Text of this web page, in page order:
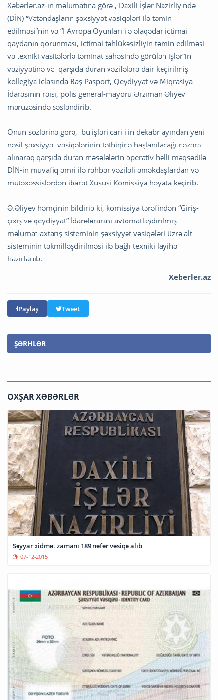
Xəbərlər.az-ın məlumatına görə , Daxili İşlər Nazirliyində
(DİN) “Vətəndaşların şəxsiyyət vəsiqələri ilə təmin
edilməsi”nin və “I Avropa Oyunları ilə əlaqədar ictimai
qaydanın qorunması, ictimai təhlükəsizliyin təmin edilməsi
və texniki vasitələrlə təminat sahəsində görülən işlər”in
vəziyyətinə və qarşıda duran vəzifələrə dair keçirilmiş
kollegiya iclasında Baş Pasport, Qeydiyyat və Miqrasiya
İdarəsinin rəisi, polis general-mayoru Ərziman Əliyev
məruzəsində səsləndirib.
Onun sözlərinə görə, bu işləri cari ilin dekabr ayından yeni
nəsil şəxsiyyət vəsiqələrinin tətbiqinə başlanılacağı nəzərə
alınaraq qarşıda duran məsələlərin operativ həlli məqsədilə
DİN-in müvafiq əmri ilə rəhbər vəzifəli əməkdaşlardan və
mütəxəssislərdən ibarət Xüsusi Komissiya həyata keçirib.
Ə.Əliyev həmçinin bildirib ki, komissiya tərəfindən “Giriş-
çıxış və qeydiyyat” İdarələrarası avtomatlaşdırılmış
məlumat-axtarış sisteminin şəxsiyyət vəsiqələri üzrə alt
sisteminin təkmilləşdirilməsi ilə bağlı texniki layihə
hazırlanıb.
Xeberler.az
Paylaş Tweet
ŞƏRHLƏR
OXŞAR XƏBƏRLƏR
Səyyar xidmət zamanı 189 nəfər vəsiqə alıb
07-12-2015